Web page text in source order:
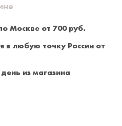
Москве от 700 руб.
в любую точку России от
из магазина